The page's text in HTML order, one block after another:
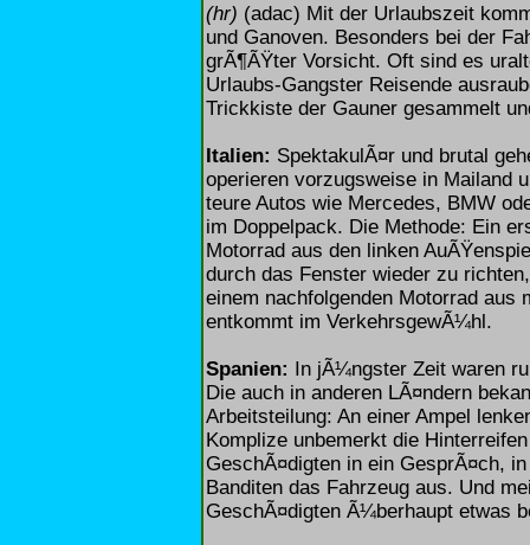
(hr) (adac) Mit der Urlaubszeit
und Ganoven. Besonders bei der
grÃ¶ÃŸter Vorsicht. Oft sind es
Urlaubs-Gangster Reisende
Trickkiste der Gauner gesammelt
Italien: SpektakulÃ¤r und brutal
operieren vorzugsweise in Mailand
teure Autos wie Mercedes, BMW
im Doppelpack. Die Methode: Ein
Motorrad aus den linken
durch das Fenster wieder zu
einem nachfolgenden Motorrad aus
entkommt im VerkehrsgewÃ¼hl.
Spanien: In jÃ¼ngster Zeit waren
Die auch in anderen LÃ¤ndern
Arbeitsteilung: An einer Ampel
Komplize unbemerkt die
GeschÃ¤digten in ein GesprÃ¤ch,
Banditen das Fahrzeug aus. Und
GeschÃ¤digten Ã¼berhaupt etwas